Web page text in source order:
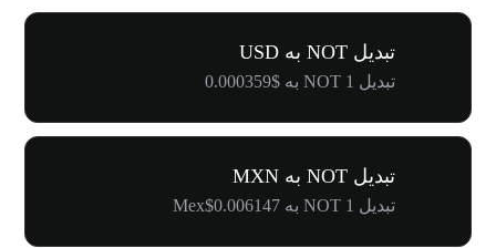
تبدیل NOT به USD
تبدیل 1 NOT به $0.000359
تبدیل NOT به MXN
تبدیل 1 NOT به Mex$0.006147